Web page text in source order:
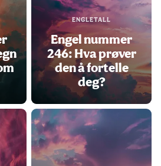
ENGLETALL
Engel nummer
246: Hva prøver
den å fortelle
deg?